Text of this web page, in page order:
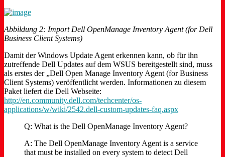
Abbildung 2: Import Dell OpenManage Inventory Agent (for Dell
Business Client Systems)
Damit der Windows Update Agent erkennen kann, ob für ihn
zutreffende Dell Updates auf dem WSUS bereitgestellt sind, muss
als erstes der „Dell Open Manage Inventory Agent (for Business
Client Systems) veröffentlicht werden. Informationen zu diesem
Paket liefert die Dell Webseite:
http://en.community.dell.com/techcenter/os-
applications/w/wiki/2542.dell-custom-updates-faq.aspx
Q: What is the Dell OpenManage Inventory Agent?
A: The Dell OpenManage Inventory Agent is a service
that must be installed on every system to detect Dell